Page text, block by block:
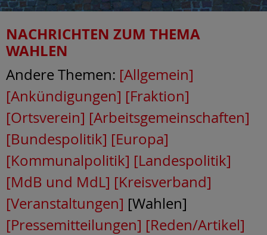
NACHRICHTEN ZUM THEMA
WAHLEN
Andere Themen: [Allgemein]
[Ankündigungen] [Fraktion]
[Ortsverein] [Arbeitsgemeinschaften]
[Bundespolitik] [Europa]
[Kommunalpolitik] [Landespolitik]
[MdB und MdL] [Kreisverband]
[Veranstaltungen] [Wahlen]
[Pressemitteilungen] [Reden/Artikel]